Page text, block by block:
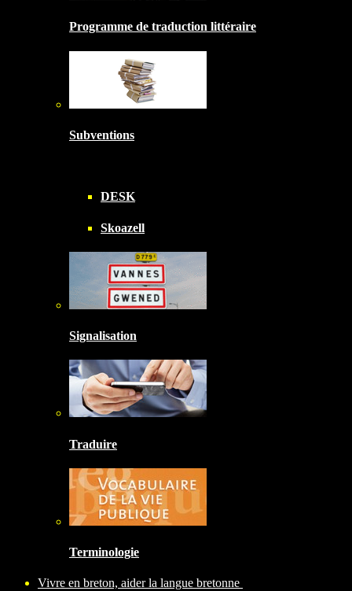
Programme de traduction littéraire
Subventions
DESK
Skoazell
Signalisation
Traduire
Terminologie
Vivre en breton, aider la langue bretonne